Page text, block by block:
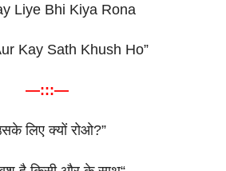
Liye Bhi Kiya Rona
Kay Sath Khush Ho”
—:::—
लिए क्यों रोओ?”